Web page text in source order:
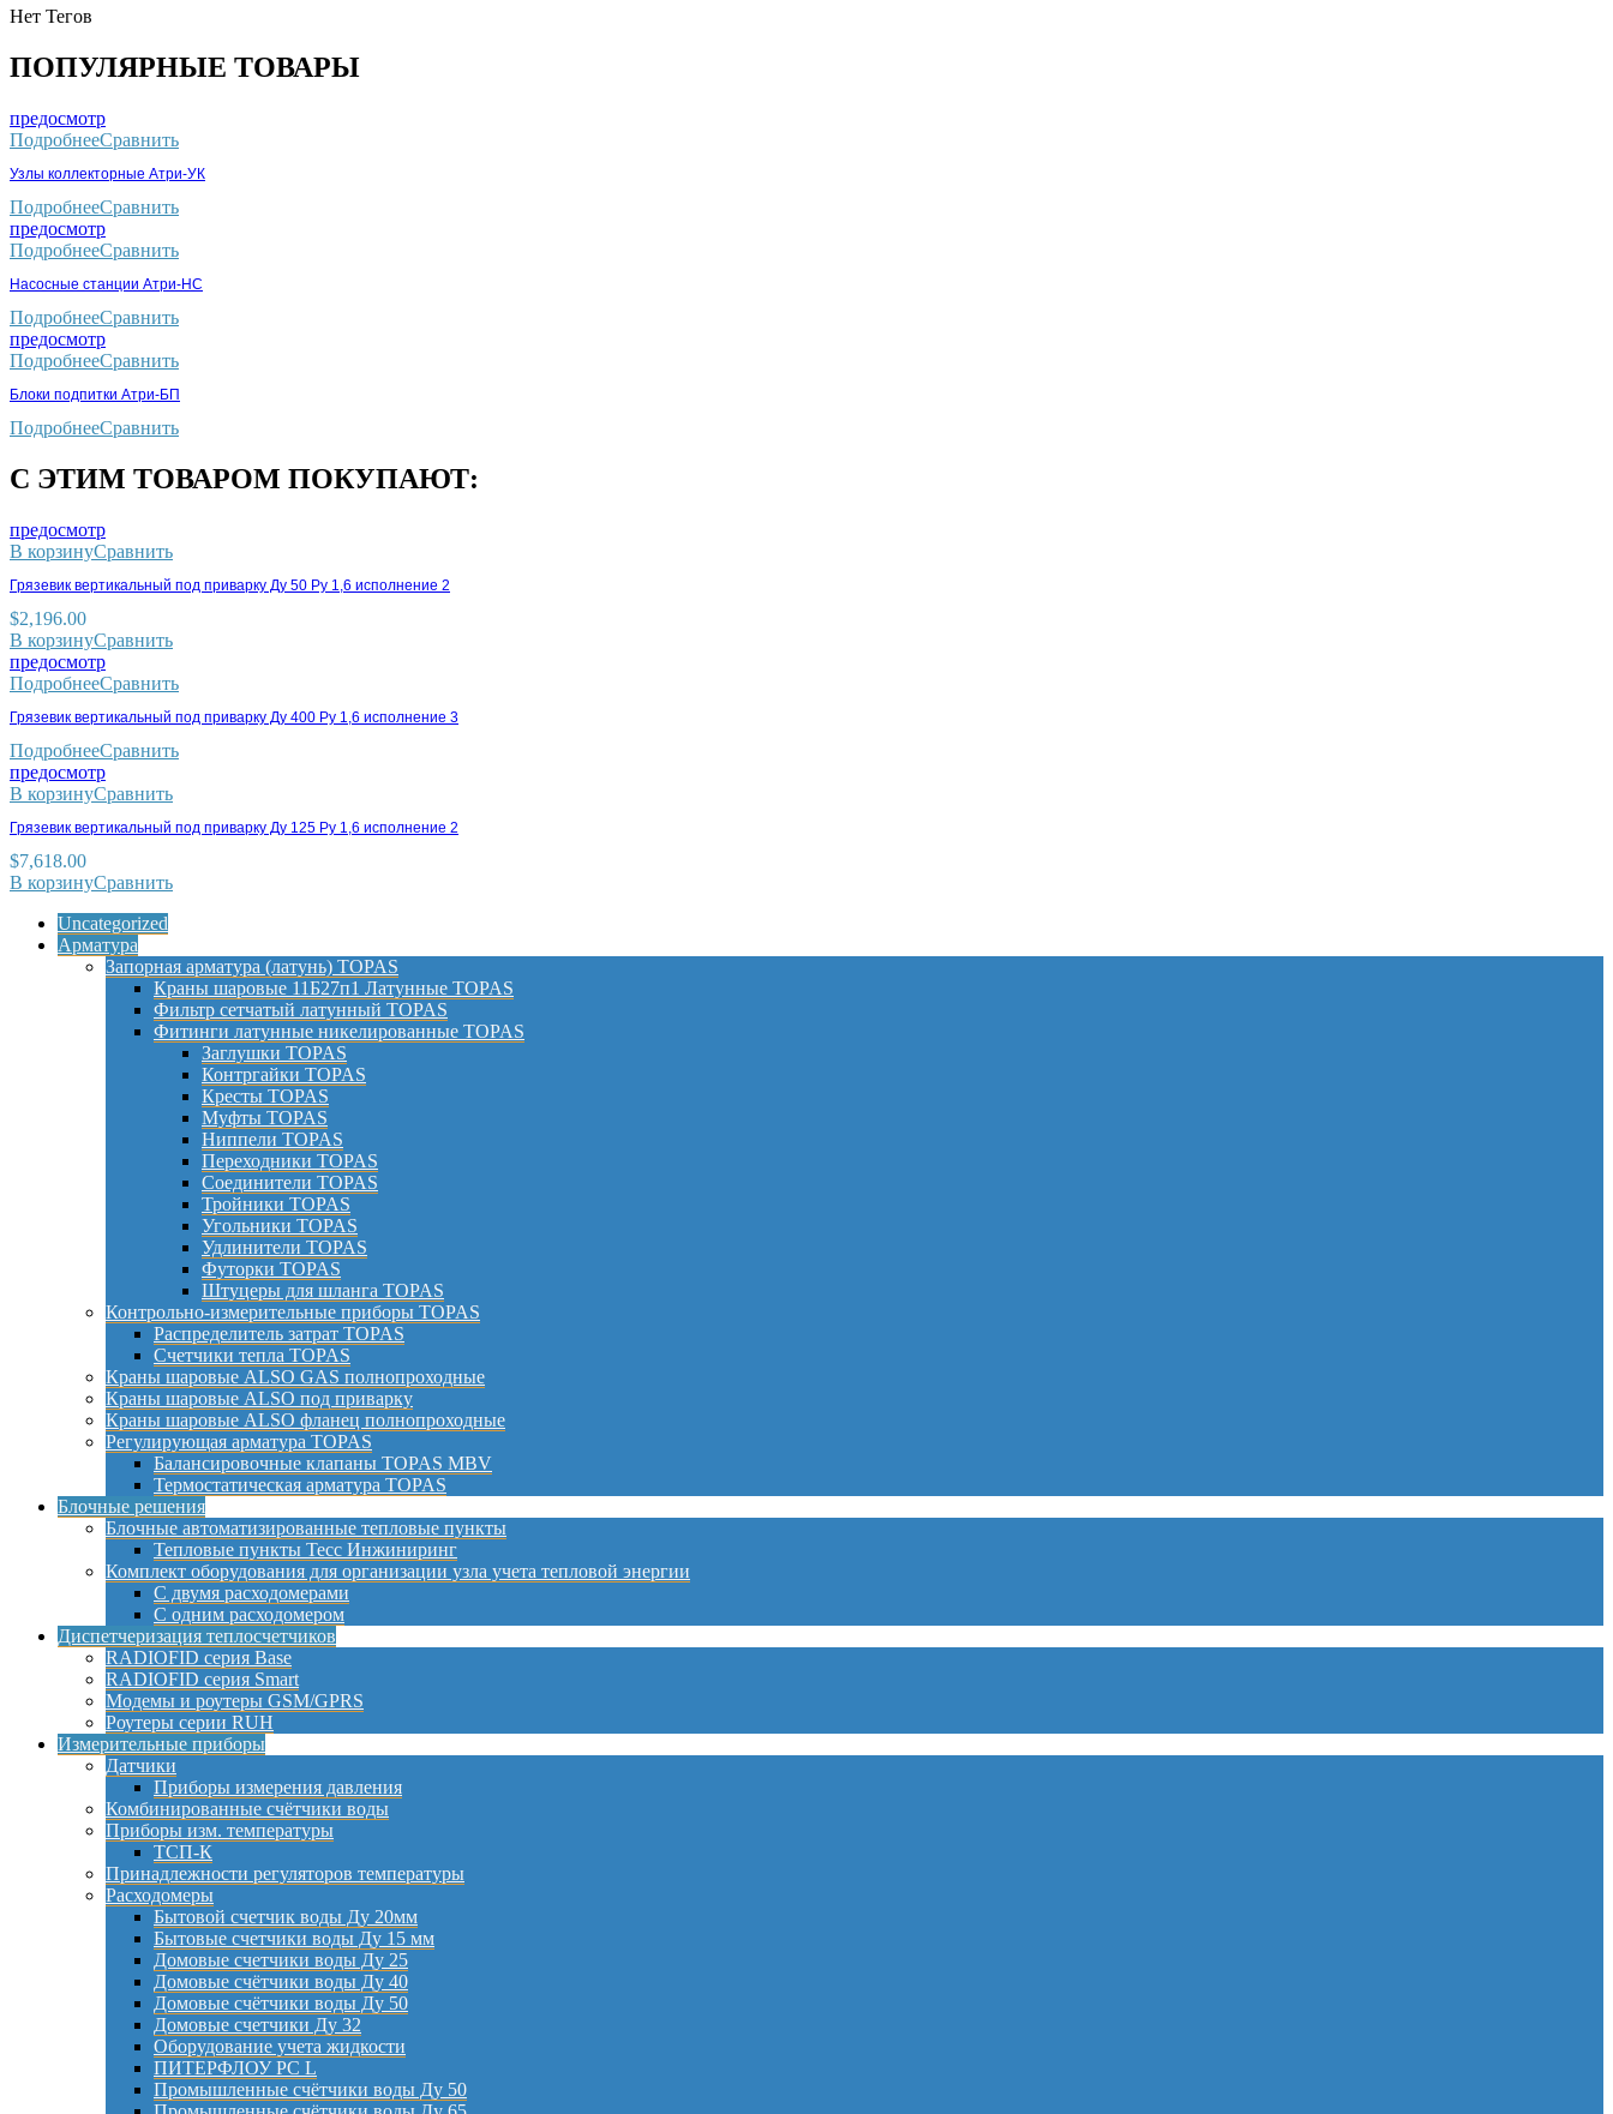
Нет Тегов
ПОПУЛЯРНЫЕ ТОВАРЫ
предосмотр
ПодробнееСравнить
Узлы коллекторные Атри-УК
ПодробнееСравнить
предосмотр
ПодробнееСравнить
Насосные станции Атри-НС
ПодробнееСравнить
предосмотр
ПодробнееСравнить
Блоки подпитки Атри-БП
ПодробнееСравнить
С ЭТИМ ТОВАРОМ ПОКУПАЮТ:
предосмотр
В корзинуСравнить
Грязевик вертикальный под приварку Ду 50 Ру 1,6 исполнение 2
$2,196.00
В корзинуСравнить
предосмотр
ПодробнееСравнить
Грязевик вертикальный под приварку Ду 400 Ру 1,6 исполнение 3
ПодробнееСравнить
предосмотр
В корзинуСравнить
Грязевик вертикальный под приварку Ду 125 Ру 1,6 исполнение 2
$7,618.00
В корзинуСравнить
Uncategorized
Арматура
Запорная арматура (латунь) TOPAS
Краны шаровые 11Б27п1 Латунные TOPAS
Фильтр сетчатый латунный TOPAS
Фитинги латунные никелированные TOPAS
Заглушки TOPAS
Контргайки TOPAS
Кресты TOPAS
Муфты TOPAS
Ниппели TOPAS
Переходники TOPAS
Соединители TOPAS
Тройники TOPAS
Угольники TOPAS
Удлинители TOPAS
Футорки TOPAS
Штуцеры для шланга TOPAS
Контрольно-измерительные приборы TOPAS
Распределитель затрат TOPAS
Счетчики тепла TOPAS
Краны шаровые ALSO GAS полнопроходные
Краны шаровые ALSO под приварку
Краны шаровые ALSO фланец полнопроходные
Регулирующая арматура TOPAS
Балансировочные клапаны TOPAS MBV
Термостатическая арматура TOPAS
Блочные решения
Блочные автоматизированные тепловые пункты
Тепловые пункты Тесс Инжиниринг
Комплект оборудования для организации узла учета тепловой энергии
С двумя расходомерами
С одним расходомером
Диспетчеризация теплосчетчиков
RADIOFID серия Base
RADIOFID серия Smart
Модемы и роутеры GSM/GPRS
Роутеры серии RUH
Измерительные приборы
Датчики
Приборы измерения давления
Комбинированные счётчики воды
Приборы изм. температуры
ТСП-К
Принадлежности регуляторов температуры
Расходомеры
Бытовой счетчик воды Ду 20мм
Бытовые счетчики воды Ду 15 мм
Домовые счетчики воды Ду 25
Домовые счётчики воды Ду 40
Домовые счётчики воды Ду 50
Домовые счетчики Ду 32
Оборудование учета жидкости
ПИТЕРФЛОУ РС L
Промышленные счётчики воды Ду 50